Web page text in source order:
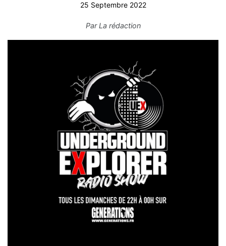
25 Septembre 2022
ParLa rédaction